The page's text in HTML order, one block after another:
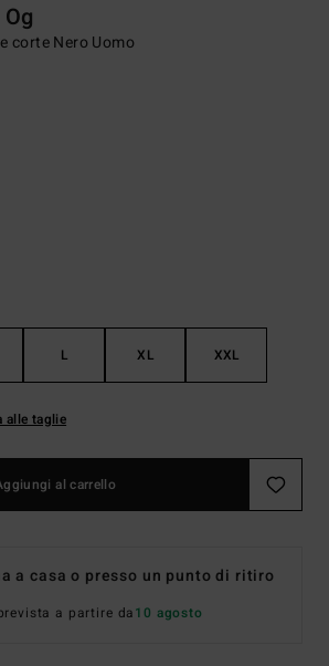
corte Nero Uomo
L XL XXL
alle taglie
al carrello
a casa o presso un punto di ritiro
a partire da10 agosto